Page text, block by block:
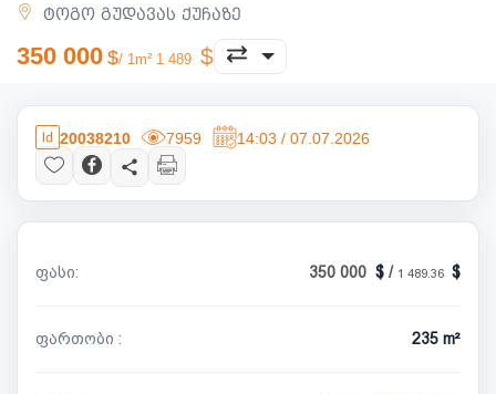
ტოგო გუდავას ქუჩაზე
350 000 / 1m² 1 489
20038210 7959 14:03 / 07.07.2026
ფასი: 350 000 / 1 489.36
ფართობი : 235 m²